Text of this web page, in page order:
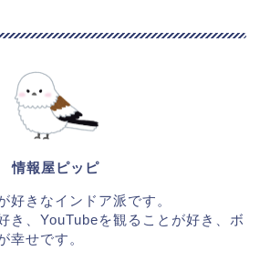
情報屋ピッピ
好きなインドア派です。
き、YouTubeを観ることが好き、ボ
幸せです。